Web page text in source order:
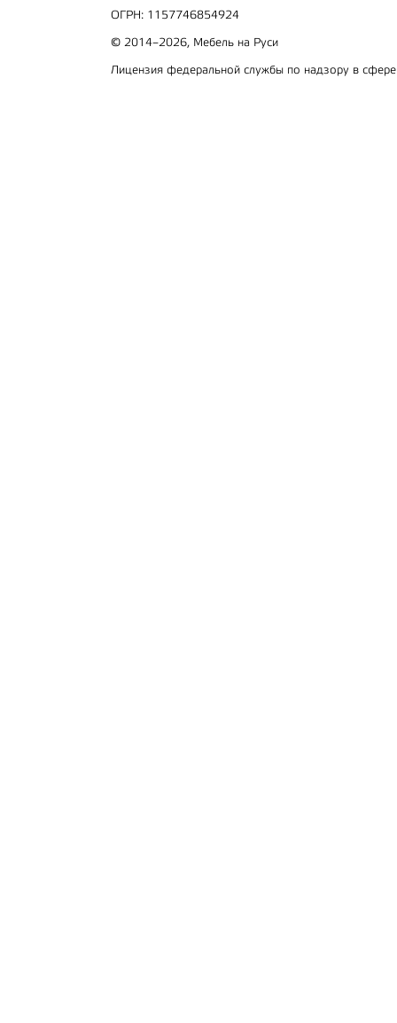
ОГРН: 1157746854924
© 2014–2026, Мебель на Руси
Лицензия федеральной службы по надзору в